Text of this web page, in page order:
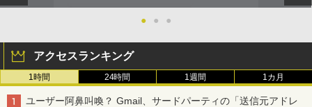
● ● ●
アクセスランキング
1時間 24時間 1週間 1カ月
ユーザー阿鼻叫喚？ Gmail、サードパーティの「送信元アドレ